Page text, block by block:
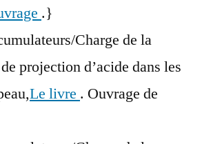
.}
Charge de la
projection d’acide dans les
Le livre . Ouvrage de